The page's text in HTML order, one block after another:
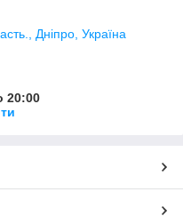
Дніпро, Україна
20:00